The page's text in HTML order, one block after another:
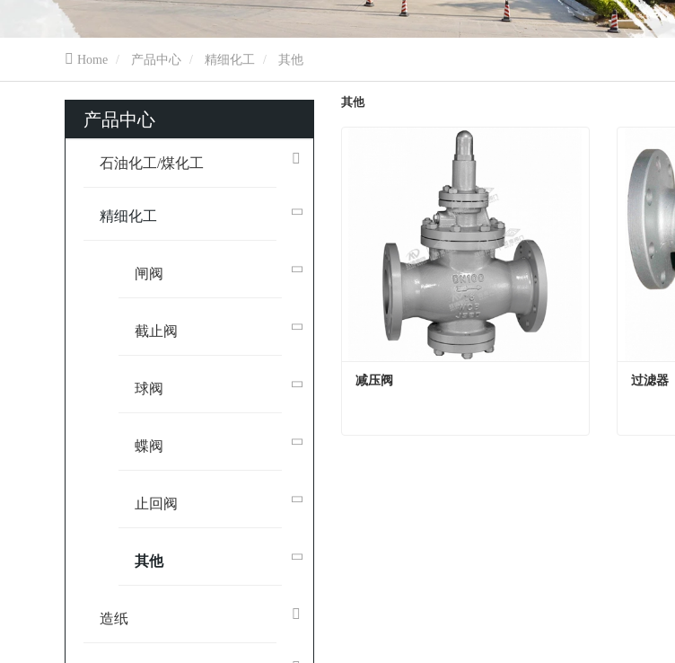
Home 产品中心 精细化工 其他
产品中心
石油化工/煤化工
精细化工
闸阀
截止阀
球阀
蝶阀
止回阀
其他
造纸
其他
减压阀 过滤器